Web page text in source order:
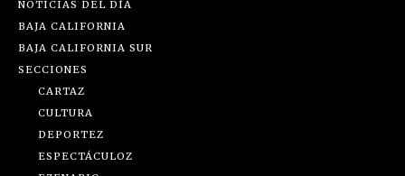
NOTICIAS DEL DÍA
BAJA CALIFORNIA
BAJA CALIFORNIA SUR
SECCIONES
CARTAZ
CULTURA
DEPORTEZ
ESPECTÁCULOZ